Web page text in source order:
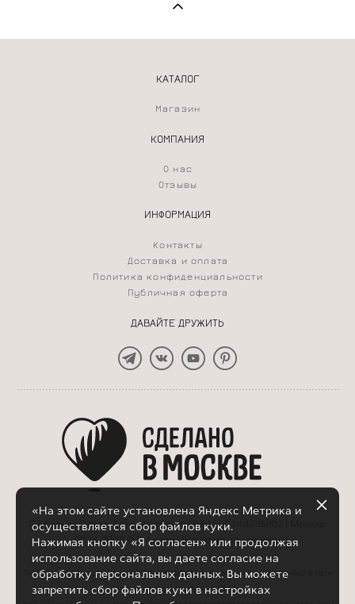
КАТАЛОГ
Магазин
КОМПАНИЯ
О нас
Отзывы
ИНФОРМАЦИЯ
Контакты
Доставка и оплата
Политика конфиденциальности
Публичная оферта
ДАВАЙТЕ ДРУЖИТЬ
СЗ Кирнос Ольга Александровна ИНН 500344736882 | Москва
2023-2026 © Belyabu | Все права защищены
Любое копирование, использование материалов и элементов дизайна в сети
Интернет или печатных СМИ
«На этом сайте установлена Яндекс Метрика и
осуществляется сбор файлов куки.
Нажимая кнопку «Я согласен» или продолжая
использование сайта, вы даете согласие на
обработку персональных данных. Вы можете
запретить сбор файлов куки в настройках